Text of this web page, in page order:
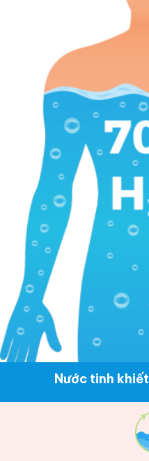
Nước tinh khiết